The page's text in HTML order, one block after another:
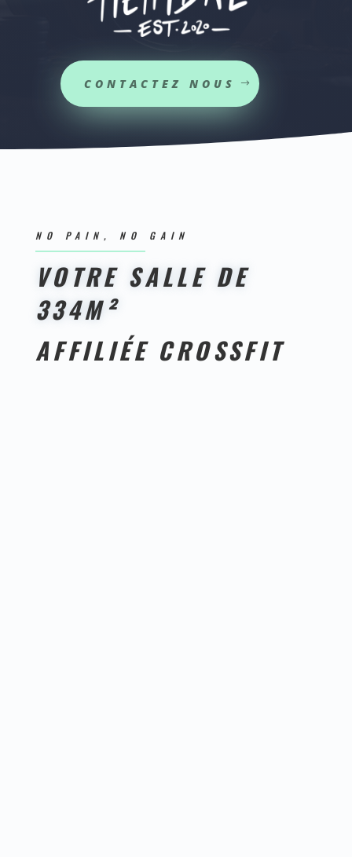
CONTACTEZ NOUS
NO PAIN, NO GAIN
VOTRE SALLE DE
334M²
AFFILIÉE CROSSFIT